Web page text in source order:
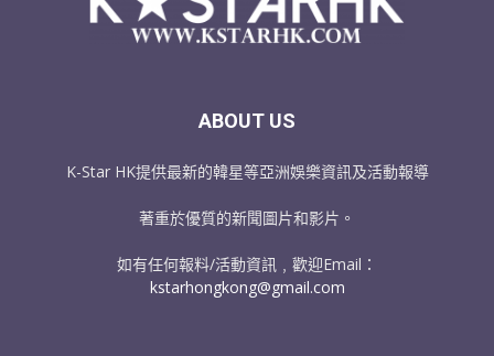
ABOUT US
K-Star HK提供最新的韓星等亞洲娛樂資訊及活動報導
著重於優質的新聞圖片和影片。
如有任何報料/活動資訊﹐歡迎Email：
kstarhongkong@gmail.com